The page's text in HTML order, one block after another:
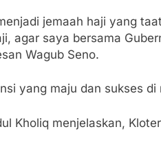
jemaah haji yang
agar saya bersama
Wagub Seno.
yang maju dan sukses
Kholiq menjelaskan,